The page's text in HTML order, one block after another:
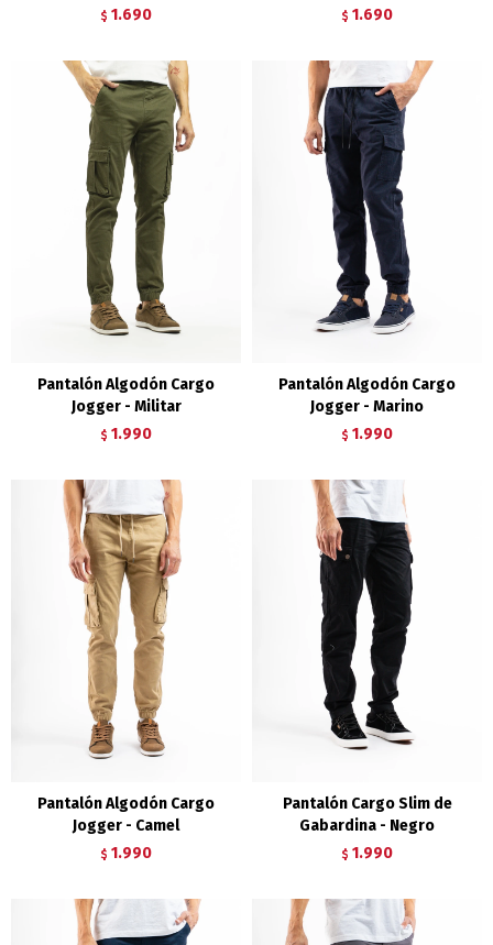
$ 1.690 $ 1.690
Pantalón Algodón Cargo
Jogger - Militar
$ 1.990
Pantalón Algodón Cargo
Jogger - Marino
$ 1.990
Pantalón Algodón Cargo
Jogger - Camel
$ 1.990
Pantalón Cargo Slim de
Gabardina - Negro
$ 1.990